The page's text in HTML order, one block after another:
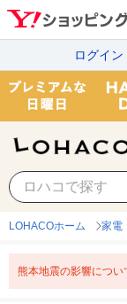
ログイン
（きれいには
LOHACOホーム 家電
熊本地震の影響につい